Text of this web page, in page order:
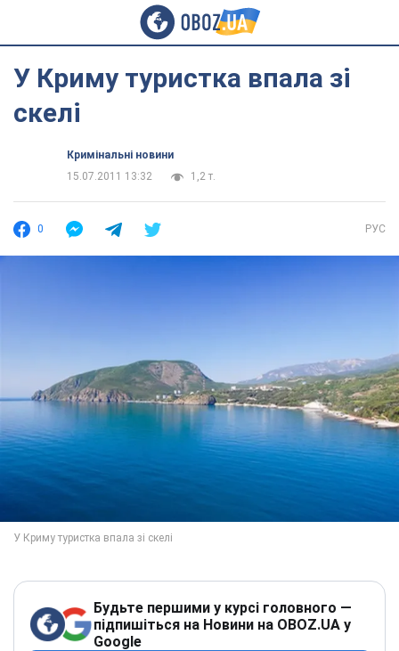
У Криму туристка впала зі
скелі
Кримінальні новини
15.07.2011 13:32
1,2 т.
0 РУС
Будьте першими у курсі головного —
підпишіться на Новини на OBOZ.UA у
Google